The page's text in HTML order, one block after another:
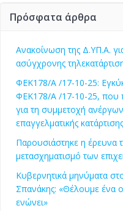
Πρόσφατα άρθρα
Ανακοίνωση της Δ.ΥΠ.Α.
ασύγχρονης
ΦΕΚ178/Α /17-10-25:
ΦΕΚ178/Α /17-10-25, που
για τη συμμετοχή
επαγγελματικής
Παρουσιάστηκε η έρευνα
μετασχηματισμό των
Κυβερνητικά μηνύματα
Σπανάκης: «Θέλουμε ένα
ενώνει»